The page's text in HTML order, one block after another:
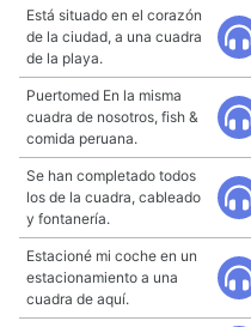
Está situado en el corazón
de la ciudad, a una cuadra
de la playa.
Puertomed En la misma
cuadra de nosotros, fish &
comida peruana.
Se han completado todos
los de la cuadra, cableado
y fontanería.
Estacioné mi coche en un
estacionamiento a una
cuadra de aquí.